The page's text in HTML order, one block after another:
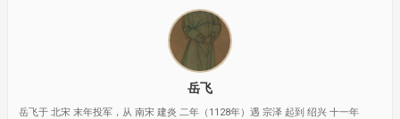
岳飞
岳飞于 北宋 末年投军，从 南宋 建炎 二年（1128年）遇 宗泽 起到 绍兴 十一年